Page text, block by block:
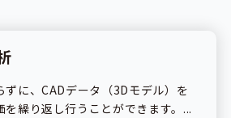
ずに、CADデータ（3Dモデル）を
繰り返し行うことができます。...